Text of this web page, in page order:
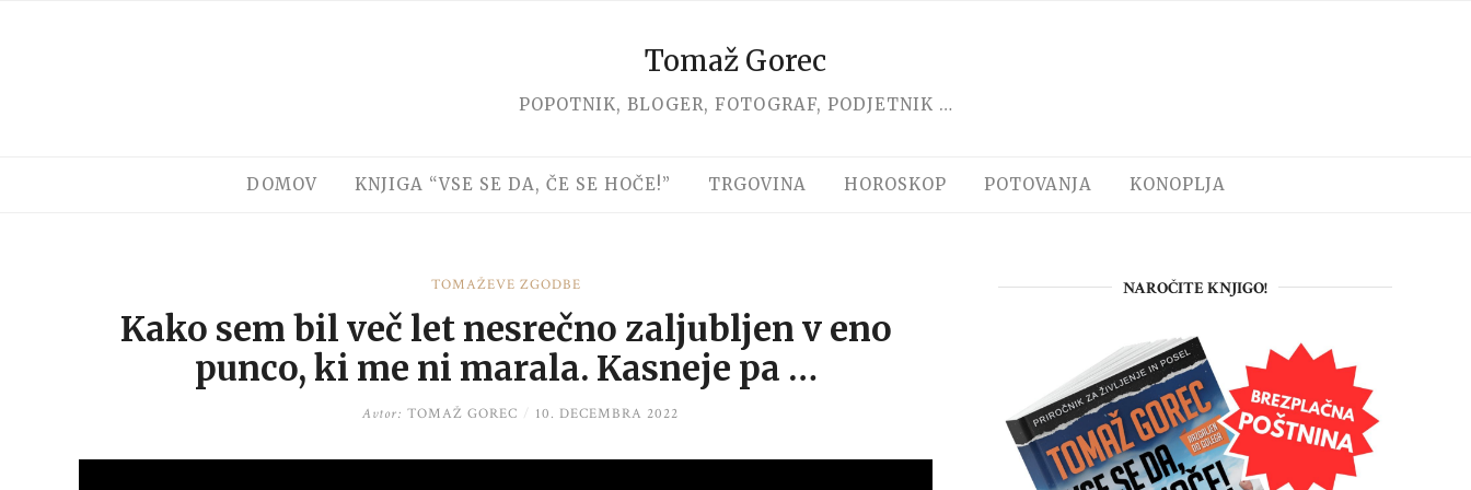
Tomaž Gorec
POPOTNIK, BLOGER, FOTOGRAF, PODJETNIK …
DOMOV KNJIGA “VSE SE DA, ČE SE HOČE!” TRGOVINA HOROSKOP POTOVANJA KONOPLJA
TOMAŽEVE ZGODBE
Kako sem bil več let nesrečno zaljubljen v eno
punco, ki me ni marala. Kasneje pa …
Avtor: TOMAŽ GOREC / 10. DECEMBRA 2022
NAROČITE KNJIGO!